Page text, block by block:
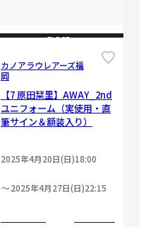
CLOSE
カノアラウレアーズ福
岡
【7 原田栞里】AWAY_2nd
ユニフォーム（実使用・直
筆サイン＆額装入り）
2025年4月20日(日)18:00
2025年4月27日(日)22:15